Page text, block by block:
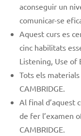
aconseguir un
comunicar-se
Aquest curs es
cinc habilitats
Listening, Use of
Tots els
CAMBRIDGE.
Al final d’aquest
de fer l’examen
CAMBRIDGE.